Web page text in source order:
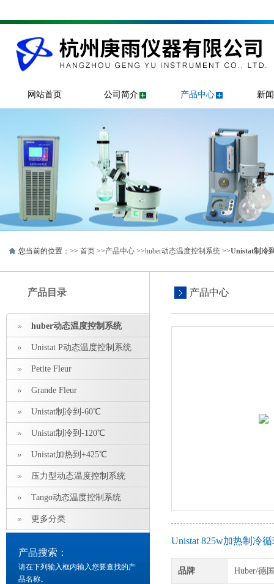
网站首页 公司简介 产品中心 新
您当前的位置：>> 首页 >>产品中心 >>huber动态温度控制系统 >>Unistat制冷
产品目录
huber动态温度控制系统
Unistat P动态温度控制系统
Petite Fleur
Grande Fleur
Unistat制冷到-60℃
Unistat制冷到-120℃
Unistat加热到+425℃
压力型动态温度控制系统
Tango动态温度控制系统
更多分类
产品搜索：
请在下列输入框内输入您要查找的产
品名称。
产品中心
Unistat 825w加热制冷
品牌 Huber/德